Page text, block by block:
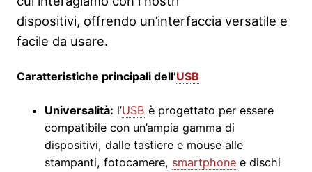
dispositivi, offrendo un’interfaccia versatile e
facile da usare.
Caratteristiche principali dell’USB
Universalità: l’USB è progettato per essere
compatibile con un’ampia gamma di
dispositivi, dalle tastiere e mouse alle
stampanti, fotocamere, smartphone e dischi